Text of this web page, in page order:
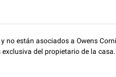
están asociados a Owens
del propietario de la